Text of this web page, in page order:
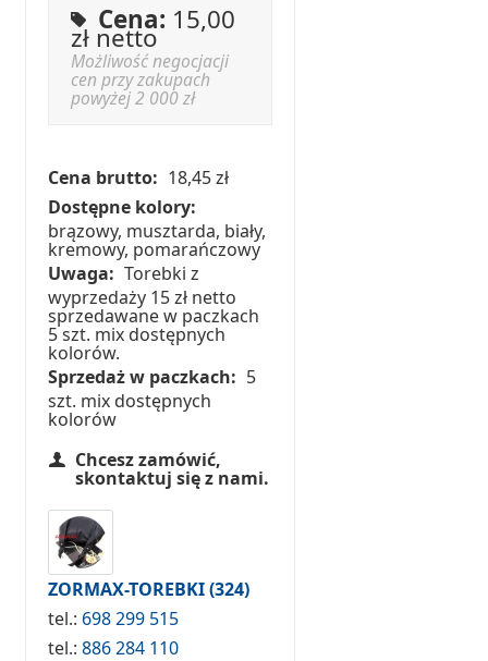
Cena: 15,00
zł netto
Możliwość negocjacji
cen przy zakupach
powyżej 2 000 zł
Cena brutto: 18,45 zł
Dostępne kolory:
brązowy, musztarda, biały,
kremowy, pomarańczowy
Uwaga: Torebki z
wyprzedaży 15 zł netto
sprzedawane w paczkach
5 szt. mix dostępnych
kolorów.
Sprzedaż w paczkach: 5
szt. mix dostępnych
kolorów
Chcesz zamówić,
skontaktuj się z nami.
ZORMAX-TOREBKI(324)
tel.: 698 299 515
tel.:886 284 110